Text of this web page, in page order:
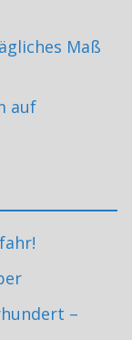
Maß
auf
–